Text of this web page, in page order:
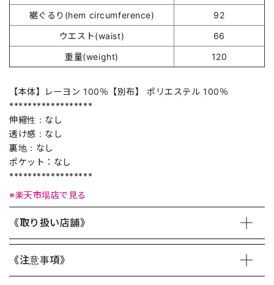
裾ぐるり(hem circumference)
92
ウエスト(waist)
66
重量(weight)
120
【本体】レーヨン 100％【別布】 ポリエステル 100％
******************
伸縮性：なし
透け感：なし
裏地：なし
ポケット：なし
******************
※楽天市場店で見る
《取り扱い店舗》
《注意事項》